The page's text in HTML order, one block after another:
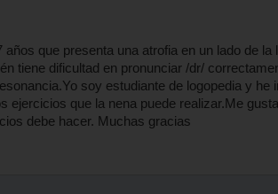
que presenta una atrofia en un lado de la
tiene dificultad en pronunciar /dr/
soy estudiante de logopedia y he
ejercicios que la nena puede realizar.Me
debe hacer. Muchas gracias